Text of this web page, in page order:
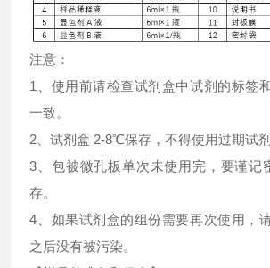
注意：
1、使用前请检查试剂盒中试剂的标签
一致。
2、试剂盒 2-8℃保存，不得使用过期试剂
3、包被微孔板单次未使用完，要谨
存。
4、如果试剂盒的组份需要再次使用，
之后没有被污染。